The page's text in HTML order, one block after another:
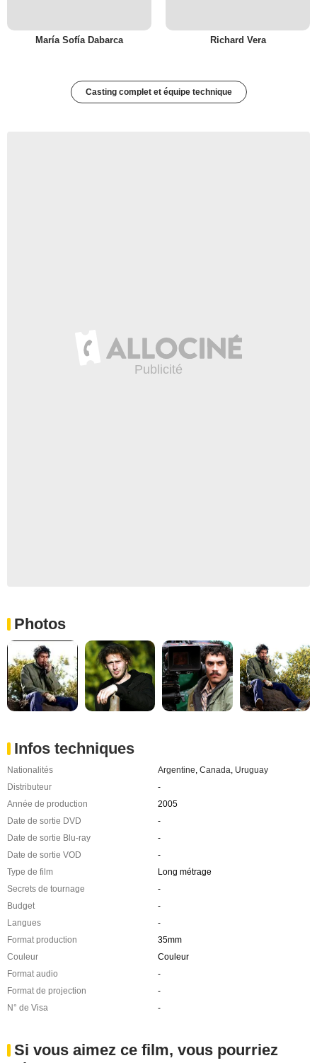
María Sofía Dabarca Richard Vera
Casting complet et équipe technique
Photos
Infos techniques
Nationalités Argentine Canada Uruguay
Distributeur
-
Année de production
2005
Date de sortie DVD
-
Date de sortie Blu-ray
-
Date de sortie VOD
-
Type de film
Long métrage
Secrets de tournage
-
Budget
-
Langues
-
Format production
35mm
Couleur
Couleur
Format audio
-
Format de projection
-
N° de Visa
-
Si vous aimez ce film, vous pourriez